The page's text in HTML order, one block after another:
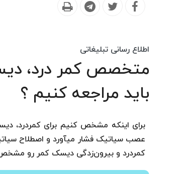
اطلاع رسانی تبلیغاتی
متخصص کمر درد،
باید مراجعه کنیم ؟
برای اینکه مشخص کنیم برای کمردرد،
عصب سیاتیک فشار می­آورد و اصطلاح
کمردرد و بیرون‌زدگی دیسک کمر رو